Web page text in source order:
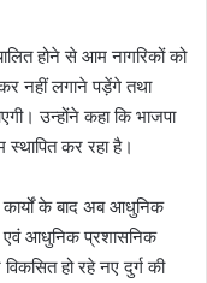
होने से आम नागरिकों को
नहीं लगाने पड़ेंगे तथा
उन्होंने कहा कि भाजपा
कर रहा है।
कार्यों के बाद अब आधुनिक
एवं आधुनिक प्रशासनिक
हो रहे नए दुर्ग की